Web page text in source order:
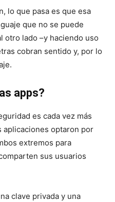
lo que pasa es que esa
que no se puede
otro lado –y haciendo uso
cobran sentido y, por lo
apps?
es cada vez más
aplicaciones optaron por
extremos para
sus usuarios
clave privada y una